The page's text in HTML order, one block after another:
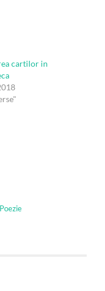
cartilor in
Poezie